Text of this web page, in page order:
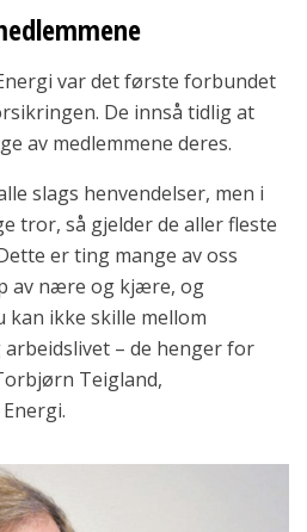
var det første forbundet
De innså tidlig at
av medlemmene deres.
slags henvendelser, men i
tror, så gjelder de aller fleste
er ting mange av oss
av nære og kjære, og
ikke skille mellom
– de henger for
Teigland,